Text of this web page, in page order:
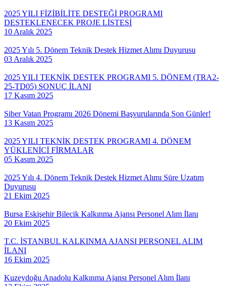
2025 YILI FİZİBİLİTE DESTEĞİ PROGRAMI
DESTEKLENECEK PROJE LİSTESİ
10 Aralık 2025
2025 Yılı 5. Dönem Teknik Destek Hizmet Alımı Duyurusu
03 Aralık 2025
2025 YILI TEKNİK DESTEK PROGRAMI 5. DÖNEM (TRA2-
25-TD05) SONUÇ İLANI
17 Kasım 2025
Siber Vatan Programı 2026 Dönemi Başvurularında Son Günler!
13 Kasım 2025
2025 YILI TEKNİK DESTEK PROGRAMI 4. DÖNEM
YÜKLENİCİ FİRMALAR
05 Kasım 2025
2025 Yılı 4. Dönem Teknik Destek Hizmet Alımı Süre Uzatım
Duyurusu
21 Ekim 2025
Bursa Eskişehir Bilecik Kalkınma Ajansı Personel Alım İlanı
20 Ekim 2025
T.C. İSTANBUL KALKINMA AJANSI PERSONEL ALIM
İLANI
16 Ekim 2025
Kuzeydoğu Anadolu Kalkınma Ajansı Personel Alım İlanı